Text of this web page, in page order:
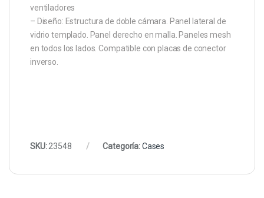
ventiladores
– Diseño: Estructura de doble cámara. Panel lateral de
vidrio templado. Panel derecho en malla. Paneles mesh
en todos los lados. Compatible con placas de conector
inverso.
SKU:23548 Categoría:Cases